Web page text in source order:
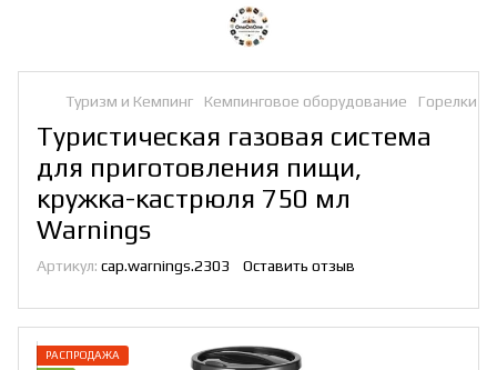
Туризм и Кемпинг Кемпинговое оборудование Горелки
Туристическая газовая система
для приготовления пищи,
кружка-кастрюля 750 мл
Warnings
Артикул: cap.warnings.2303 Оставить отзыв
РАСПРОДАЖА